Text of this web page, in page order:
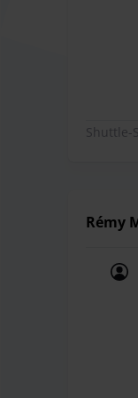
Für den
Für den
Shuttle-
Rémy